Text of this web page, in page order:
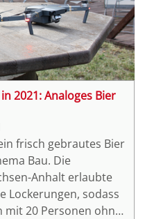
2021: Analoges Bier
frisch gebrautes Bier
Bau. Die
Anhalt erlaubte
Lockerungen, sodass
20 Personen ohne